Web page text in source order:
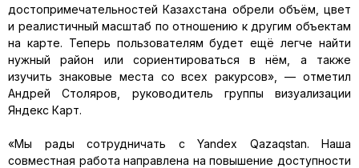
достопримечательностей Казахстана обрели объём, цвет
и реалистичный масштаб по отношению к другим объектам
на карте. Теперь пользователям будет ещё легче найти
нужный район или сориентироваться в нём, а также
изучить знаковые места со всех ракурсов», — отметил
Андрей Столяров, руководитель группы визуализации
Яндекс Карт.
«Мы рады сотрудничать с Yandex Qazaqstan. Наша
совместная работа направлена на повышение доступности